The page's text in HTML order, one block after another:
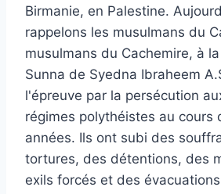
Birmanie, en Palestine.
rappelons les musulmans du
musulmans du Cachemire, à
Sunna de Syedna Ibraheem
l'épreuve par la persécution
régimes polythéistes au cours
années. Ils ont subi des
tortures, des détentions, des
exils forcés et des